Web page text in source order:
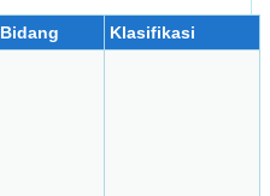
Bidang Klasifikasi